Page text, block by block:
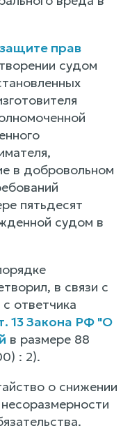
прав
судом
в добровольном
пятьдесят
судом в
в связи с
ответчика
13 Закона РФ "О
в размере 88
: 2).
о снижении